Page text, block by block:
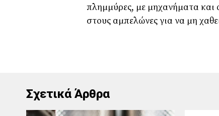
πλημμύρες, με μηχανήματα και
στους αμπελώνες για να μη
Σχετικά Άρθρα